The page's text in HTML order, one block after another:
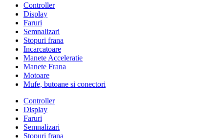
Controller
Display
Faruri
Semnalizari
Stopuri frana
Incarcatoare
Manete Acceleratie
Manete Frana
Motoare
Mufe, butoane si conectori
Controller
Display
Faruri
Semnalizari
Stopuri frana